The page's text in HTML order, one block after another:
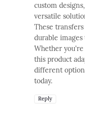
custom designs,
versatile
These
durable
Whether
this product
different
today.
Reply